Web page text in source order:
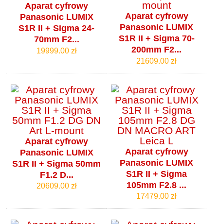
Aparat cyfrowy
Panasonic LUMIX
S1R II + Sigma 24-
70mm F2...
19999.00 zł
Aparat cyfrowy
Panasonic LUMIX
S1R II + Sigma 70-
200mm F2...
21609.00 zł
Aparat cyfrowy
Panasonic LUMIX
S1R II + Sigma 50mm
F1.2 D...
20609.00 zł
Aparat cyfrowy
Panasonic LUMIX
S1R II + Sigma
105mm F2.8 ...
17479.00 zł